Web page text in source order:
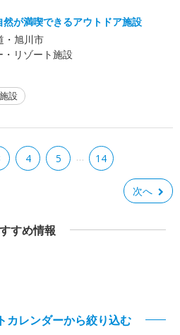
然が満喫できるアウトドア施設
・旭川市
・リゾート施設
設
4 5 … 14
次へ
すめ情報
カレンダーから絞り込む